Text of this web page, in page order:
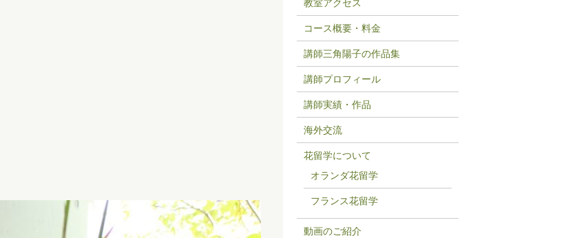
教室アクセス
コース概要・料金
講師三角陽子の作品集
講師プロフィール
講師実績・作品
海外交流
花留学について
オランダ花留学
フランス花留学
動画のご紹介